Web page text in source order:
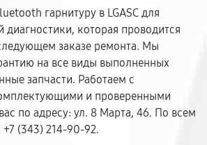
гарнитуру в LGASC для
диагностики, которая проводится
заказе ремонта. Мы
на все виды выполненных
запчасти. Работаем с
и проверенными
по адресу: ул. 8 Марта, 46. По всем
(343) 214-90-92.